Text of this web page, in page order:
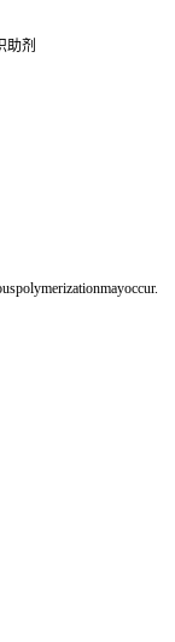
助剂